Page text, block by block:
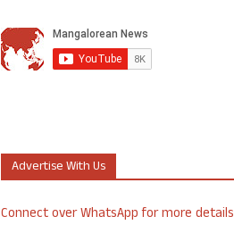
Advertise With Us
Connect over WhatsApp for more details